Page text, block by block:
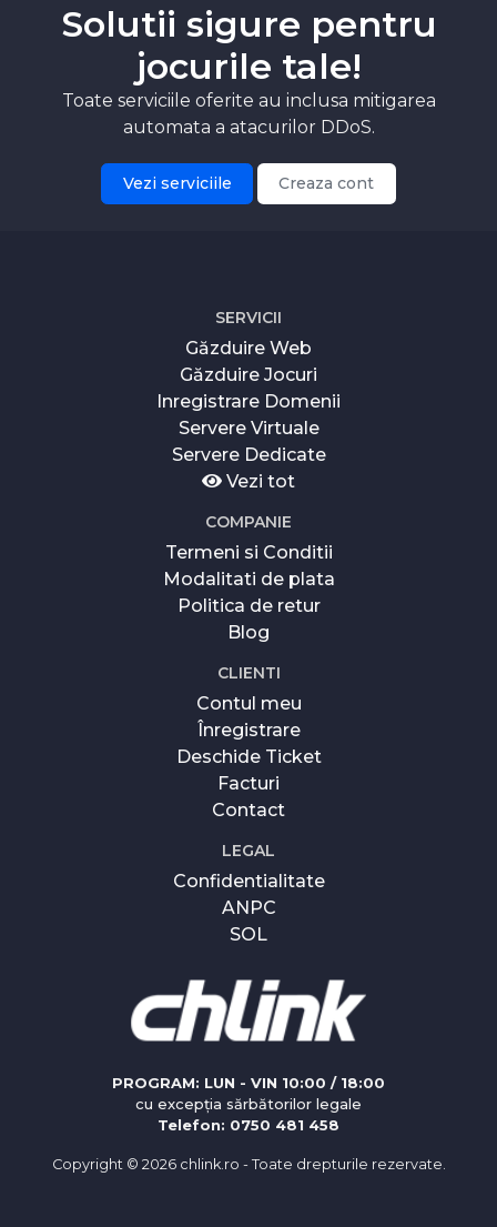
Solutii sigure pentru
jocurile tale!
Toate serviciile oferite au inclusa mitigarea
automata a atacurilor DDoS.
Vezi serviciile Creaza cont
SERVICII
Găzduire Web
Găzduire Jocuri
Inregistrare Domenii
Servere Virtuale
Servere Dedicate
Vezi tot
COMPANIE
Termeni si Conditii
Modalitati de plata
Politica de retur
Blog
CLIENTI
Contul meu
Înregistrare
Deschide Ticket
Facturi
Contact
LEGAL
Confidentialitate
ANPC
SOL
PROGRAM: LUN - VIN 10:00 / 18:00
cu excepția sărbătorilor legale
Telefon: 0750 481 458
Copyright © 2026 chlink.ro - Toate drepturile rezervate.